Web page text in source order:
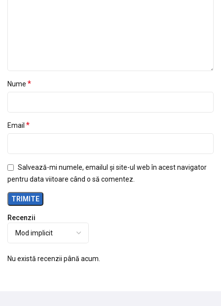
Recenzii
Nu există recenzii până acum.
Nume *
Email *
Salvează-mi numele, emailul și site-ul web în acest navigator
pentru data viitoare când o să comentez.